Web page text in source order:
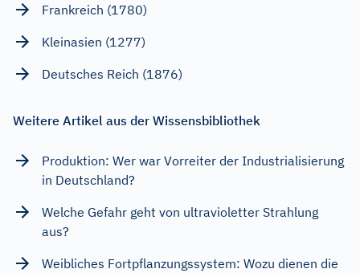
Frankreich (1780)
Kleinasien (1277)
Deutsches Reich (1876)
Weitere Artikel aus der Wissensbibliothek
Produktion: Wer war Vorreiter der Industrialisierung
in Deutschland?
Welche Gefahr geht von ultravioletter Strahlung
aus?
Weibliches Fortpflanzungssystem: Wozu dienen die